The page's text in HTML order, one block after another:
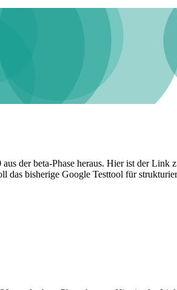
der beta-Phase heraus. Hier ist der
das bisherige Google Testtool für